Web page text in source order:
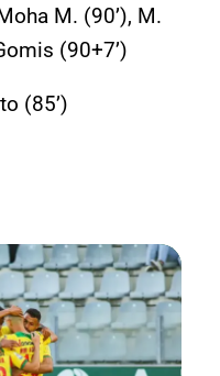
M. (90’), M.
(90+7’)
(85’)